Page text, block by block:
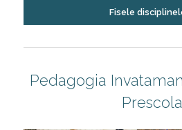
Fisele
Pedagogia